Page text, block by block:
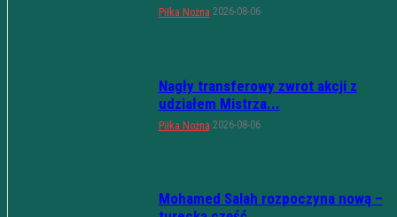
Piłka Nożna 2026-08-06
Nagły transferowy zwrot akcji z
udziałem Mistrza...
Piłka Nożna 2026-08-06
Mohamed Salah rozpoczyna nową –